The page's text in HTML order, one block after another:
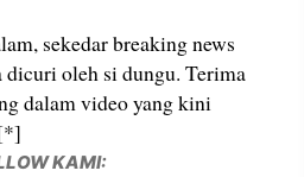
sekedar breaking news
dicuri oleh si dungu. Terima
dalam video yang kini
KAMI: